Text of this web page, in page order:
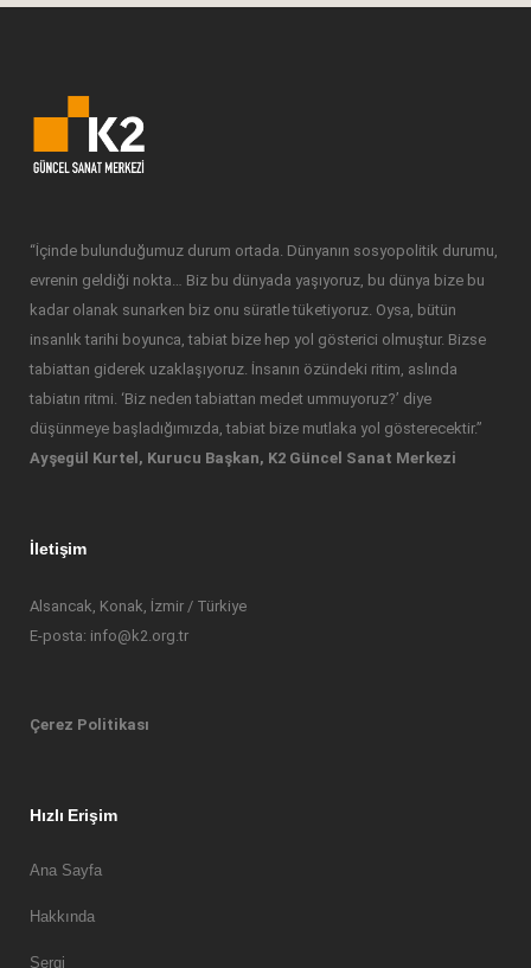
“İçinde bulunduğumuz durum ortada. Dünyanın sosyopolitik durumu,
evrenin geldiği nokta… Biz bu dünyada yaşıyoruz, bu dünya bize bu
kadar olanak sunarken biz onu süratle tüketiyoruz. Oysa, bütün
insanlık tarihi boyunca, tabiat bize hep yol gösterici olmuştur. Bizse
tabiattan giderek uzaklaşıyoruz. İnsanın özündeki ritim, aslında
tabiatın ritmi. ‘Biz neden tabiattan medet ummuyoruz?’ diye
düşünmeye başladığımızda, tabiat bize mutlaka yol gösterecektir.”
Ayşegül Kurtel, Kurucu Başkan, K2 Güncel Sanat Merkezi
İletişim
Alsancak, Konak, İzmir / Türkiye
E-posta: info@k2.org.tr
Çerez Politikası
Hızlı Erişim
Ana Sayfa
Hakkında
Sergi